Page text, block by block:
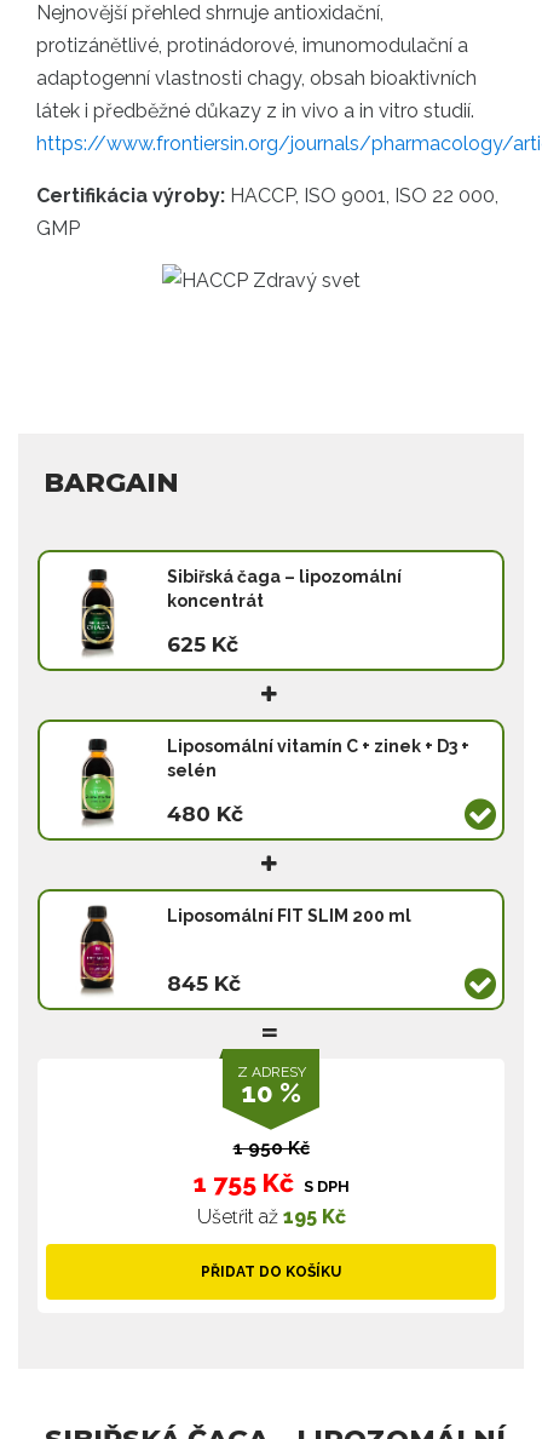
Nejnovější přehled shrnuje antioxidační,
protizánětlivé, protinádorové, imunomodulační a
adaptogenní vlastnosti chagy, obsah bioaktivních
látek i předběžné důkazy z in vivo a in vitro studií.
https://www.frontiersin.org/journals/pharmacology/
Certifikácia výroby: HACCP, ISO 9001, ISO 22 000,
GMP
BARGAIN
Sibiřská čaga – lipozomální
koncentrát
625 Kč
Liposomální vitamín C + zinek + D3 +
selén
480 Kč
Liposomální FIT SLIM 200 ml
845 Kč
Z ADRESY
10 %
1 950 Kč
1 755 Kč S DPH
Ušetřit až 195 Kč
PŘIDAT DO KOŠÍKU